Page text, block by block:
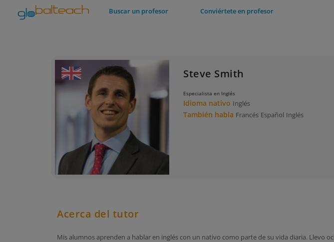
Buscar un profesor Conviértete en profesor
Steve Smith
Especialista en Inglés
Idioma nativo Inglés
También habla Francés Español Inglés
Acerca del tutor
Mis alumnos aprenden a hablar en inglés con un nativo como parte de su vida diaria. Llevo